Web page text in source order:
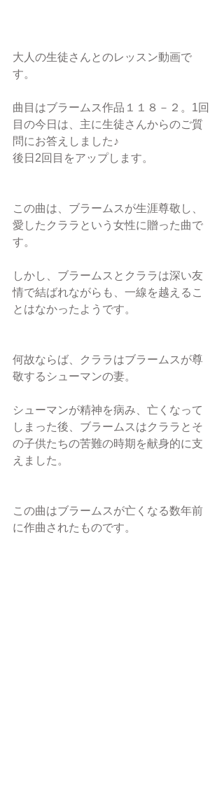
大人の生徒さんとのレッスン動画で
す。
曲目はブラームス作品１１８－２。1回
目の今日は、主に生徒さんからのご質
問にお答えしました♪
後日2回目をアップします。
この曲は、ブラームスが生涯尊敬し、
愛したクララという女性に贈った曲で
す。
しかし、ブラームスとクララは深い友
情で結ばれながらも、一線を越えるこ
とはなかったようです。
何故ならば、クララはブラームスが尊
敬するシューマンの妻。
シューマンが精神を病み、亡くなって
しまった後、ブラームスはクララとそ
の子供たちの苦難の時期を献身的に支
えました。
この曲はブラームスが亡くなる数年前
に作曲されたものです。